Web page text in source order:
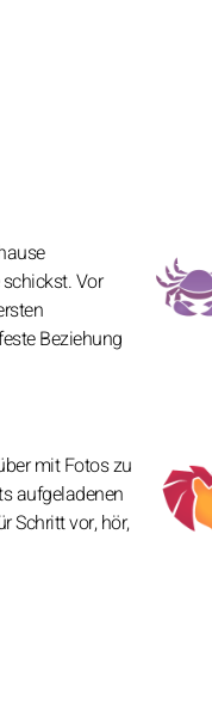
Vor
Beziehung
mit Fotos zu
aufgeladenen
Schritt vor, hör,